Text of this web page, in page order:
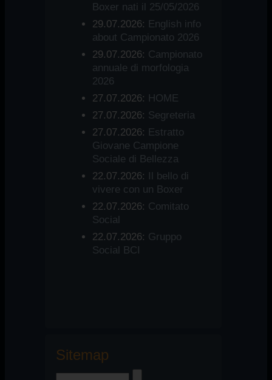
Boxer nati il 25/05/2026
29.07.2026: English info
about Campionato 2026
29.07.2026: Campionato
annuale di morfologia
2026
27.07.2026: HOME
27.07.2026: Segreteria
27.07.2026: Estratto
Giovane Campione
Sociale di Bellezza
22.07.2026: Il bello di
vivere con un Boxer
22.07.2026: Comitato
Social
22.07.2026: Gruppo
Social BCI
Sitemap